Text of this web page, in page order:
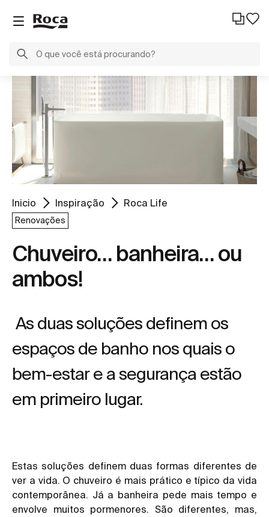
Inicio Inspiração Roca Life
Renovações
Chuveiro… banheira… ou
ambos!
As duas soluções definem os
espaços de banho nos quais o
bem-estar e a segurança estão
em primeiro lugar.
Estas soluções definem duas formas diferentes de
ver a vida. O chuveiro é mais prático e típico da vida
contemporânea. Já a banheira pede mais tempo e
envolve muitos pormenores. São diferentes, mas,